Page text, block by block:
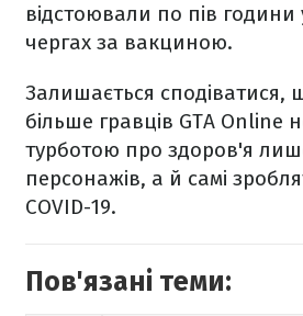
відстоювали по пів години
чергах за вакциною.
Залишається сподіватися,
більше гравців GTA Online
турботою про здоров'я
персонажів, а й самі
COVID-19.
Пов'язані теми: